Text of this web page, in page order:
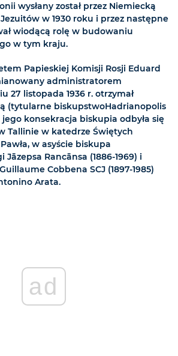
wysłany został przez Niemiecką
w 1930 roku i przez następne
wiodącą rolę w budowaniu
w tym kraju.
Papieskiej Komisji Rosji Eduard
administratorem
27 listopada 1936 r. otrzymał
(tytularne biskupstwoHadrianopolis
konsekracja biskupia odbyła się
Tallinie w katedrze Świętych
w asyście biskupa
Rancānsa (1886-1969) i
Cobbena SCJ (1897-1985)
Arata.
ad